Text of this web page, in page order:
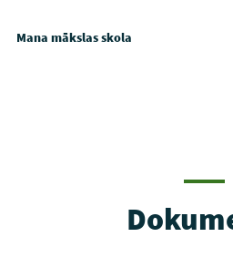
Mana mākslas skola